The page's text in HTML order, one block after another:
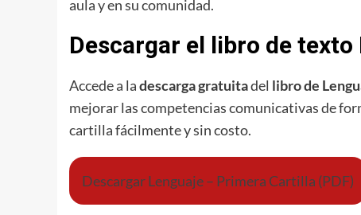
aula y en su comunidad.
Descargar el libro de
Accede a ladescarga gratuitadel libro de
mejorar las competencias comunicativas de
cartilla fácilmente y sin costo.
Descargar Lenguaje – Primera Cartilla (PDF)